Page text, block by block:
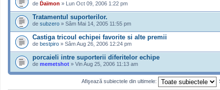
de Daïmon » Lun Oct 09, 2006 1:22 pm
Tratamentul suporterilor.
de subzero » Sâm Mai 14, 2005 11:55 pm
Castiga tricoul echipei favorite si alte premii
de bestpiro » Sâm Aug 26, 2006 12:24 pm
porcaieli intre suporterii diferitelor echipe
de memetshot » Vin Aug 25, 2006 11:13 am
Afişează subiectele din ultimele: